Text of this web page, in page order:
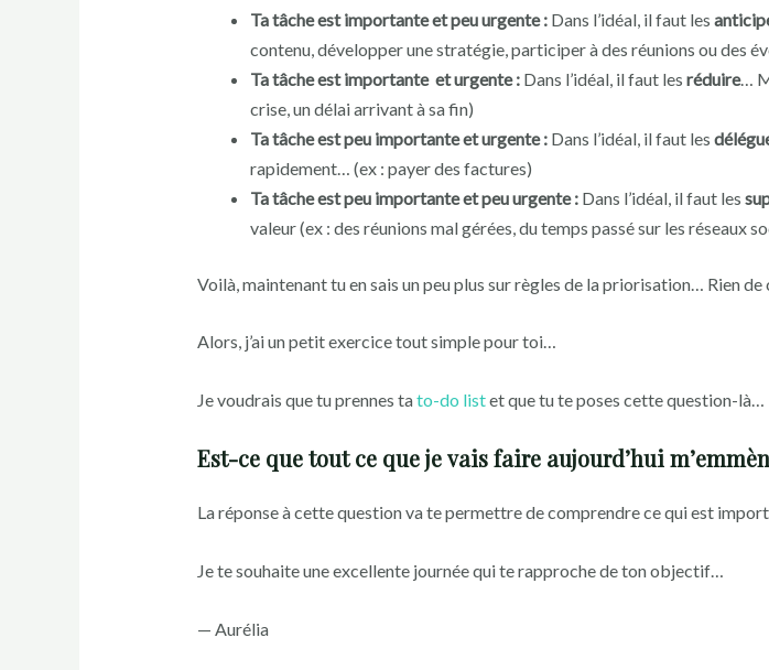
Ta tâche est importante et peu urgente : Dans l’idéal, il faut les
contenu, développer une stratégie, participer à des réunions ou des
Ta tâche est importante et urgente :Dans l’idéal, il faut les réduire…
crise, un délai arrivant à sa fin)
Ta tâche est peu importante et urgente :Dans l’idéal, il faut les
rapidement… (ex : payer des factures)
Ta tâche est peu importante et peu urgente :Dans l’idéal, il faut les
valeur (ex : des réunions mal gérées, du temps passé sur les réseaux
Voilà, maintenant tu en sais un peu plus sur règles de la priorisation… Rien
Alors, j’ai un petit exercice tout simple pour toi…
Je voudrais que tu prennes tato-do listet que tu te poses cette question-là…
Est-ce que tout ce que je vais faire aujourd’hui
La réponse à cette question va te permettre de comprendre ce qui est
Je te souhaite une excellente journée qui te rapproche de ton objectif…
— Aurélia